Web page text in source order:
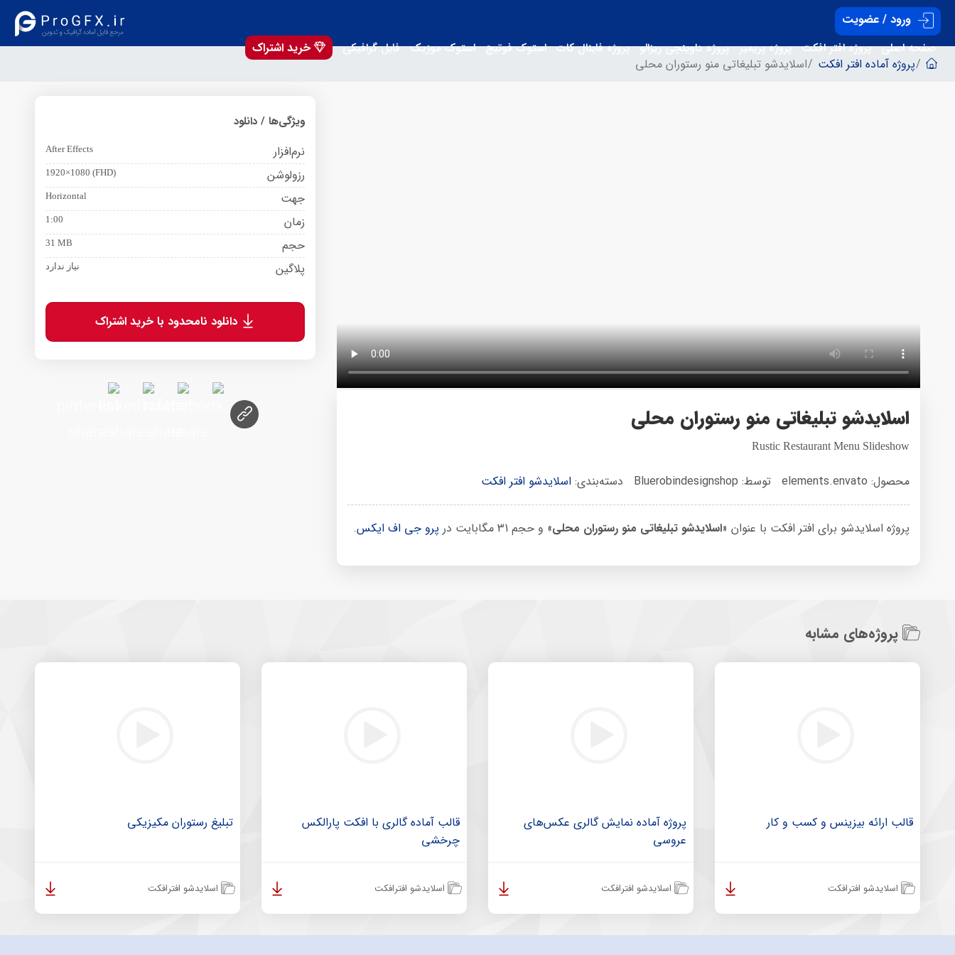
ورود / عضویت
صفحه اصلی پروژه افتر افکت پروژه پریمیر پروژه داوینچی ریزالو پروژه فاینال کات استوک فوتیج استوک موزیک فایل گرافیکی
خرید اشتراک
پروژه آماده افتر افکت
اسلایدشو تبلیغاتی منو رستوران محلی
اسلایدشو تبلیغاتی منو رستوران محلی
Rustic Restaurant Menu Slideshow
محصول: elements.envato توسط: Bluerobindesignshop دسته‌بندی: اسلایدشو افتر افکت
پروژه اسلایدشو برای افتر افکت با عنوان «اسلایدشو تبلیغاتی منو رستوران محلی» و حجم 31 مگابایت در پرو جی اف ایکس.
ویژگی‌ها / دانلود
نرم‌افزار After Effects
رزولوشن 1920×1080 (FHD)
جهت Horizontal
زمان 1:00
حجم 31 MB
پلاگین نیاز ندارد
دانلود نامحدود با خرید اشتراک
پروژه‌های مشابه
قالب ارائه بیزینس و کسب و کار
اسلایدشو افترافکت
پروژه آماده نمایش گالری عکس‌های
عروسی
اسلایدشو افترافکت
قالب آماده گالری با افکت پارالکس
چرخشی
اسلایدشو افترافکت
تبلیغ رستوران مکیزیکی
اسلایدشو افترافکت